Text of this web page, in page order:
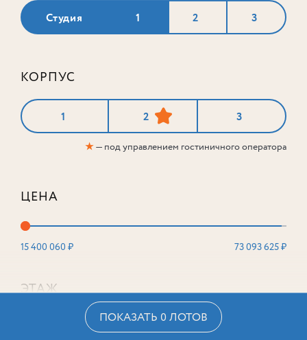
Студия 1 2 3
КОРПУС
1 2 3
★— под управлением гостиничного оператора
ЦЕНА
15 400 060 ₽ 73 093 625 ₽
ЭТАЖ
ПОКАЗАТЬ 0 ЛОТОВ